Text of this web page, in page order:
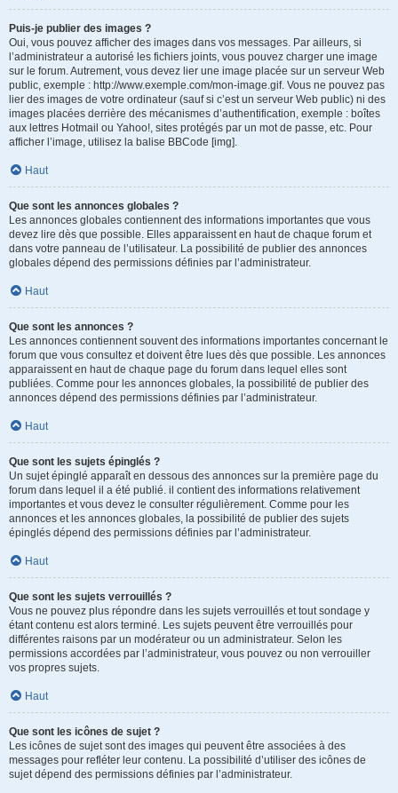
Puis-je publier des images ?
Oui, vous pouvez afficher des images dans vos messages. Par ailleurs, si
l’administrateur a autorisé les fichiers joints, vous pouvez charger une image
sur le forum. Autrement, vous devez lier une image placée sur un serveur Web
public, exemple : http://www.exemple.com/mon-image.gif. Vous ne pouvez pas
lier des images de votre ordinateur (sauf si c’est un serveur Web public) ni des
images placées derrière des mécanismes d’authentification, exemple : boîtes
aux lettres Hotmail ou Yahoo!, sites protégés par un mot de passe, etc. Pour
afficher l’image, utilisez la balise BBCode [img].
Haut
Que sont les annonces globales ?
Les annonces globales contiennent des informations importantes que vous
devez lire dès que possible. Elles apparaissent en haut de chaque forum et
dans votre panneau de l’utilisateur. La possibilité de publier des annonces
globales dépend des permissions définies par l’administrateur.
Haut
Que sont les annonces ?
Les annonces contiennent souvent des informations importantes concernant le
forum que vous consultez et doivent être lues dès que possible. Les annonces
apparaissent en haut de chaque page du forum dans lequel elles sont
publiées. Comme pour les annonces globales, la possibilité de publier des
annonces dépend des permissions définies par l’administrateur.
Haut
Que sont les sujets épinglés ?
Un sujet épinglé apparaît en dessous des annonces sur la première page du
forum dans lequel il a été publié. il contient des informations relativement
importantes et vous devez le consulter régulièrement. Comme pour les
annonces et les annonces globales, la possibilité de publier des sujets
épinglés dépend des permissions définies par l’administrateur.
Haut
Que sont les sujets verrouillés ?
Vous ne pouvez plus répondre dans les sujets verrouillés et tout sondage y
étant contenu est alors terminé. Les sujets peuvent être verrouillés pour
différentes raisons par un modérateur ou un administrateur. Selon les
permissions accordées par l’administrateur, vous pouvez ou non verrouiller
vos propres sujets.
Haut
Que sont les icônes de sujet ?
Les icônes de sujet sont des images qui peuvent être associées à des
messages pour refléter leur contenu. La possibilité d’utiliser des icônes de
sujet dépend des permissions définies par l’administrateur.